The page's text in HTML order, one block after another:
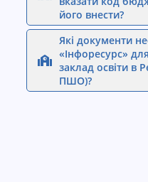
його внести?
Які документи
«Інфоресурс»
заклад освіти
ПШО)?